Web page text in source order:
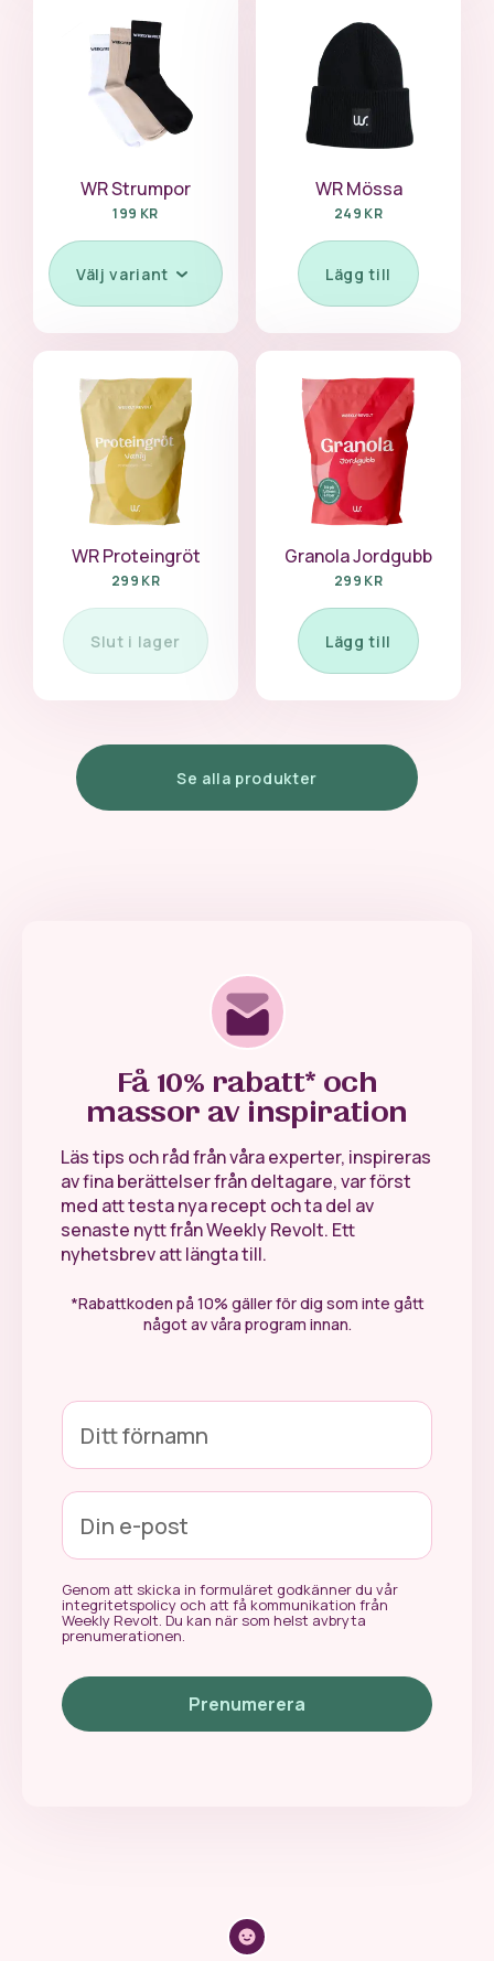
WR Strumpor
199 KR
Välj variant
WR Mössa
249 KR
Lägg till
WR Proteingröt
299 KR
Slut i lager
Granola Jordgubb
299 KR
Lägg till
Se alla produkter
Få 10% rabatt* och
massor av inspiration
Läs tips och råd från våra experter, inspireras
av fina berättelser från deltagare, var först
med att testa nya recept och ta del av
senaste nytt från Weekly Revolt. Ett
nyhetsbrev att längta till.
*Rabattkoden på 10% gäller för dig som inte gått
något av våra program innan.
Genom att skicka in formuläret godkänner du vår
integritetspolicy och att få kommunikation från
Weekly Revolt. Du kan när som helst avbryta
prenumerationen.
Prenumerera